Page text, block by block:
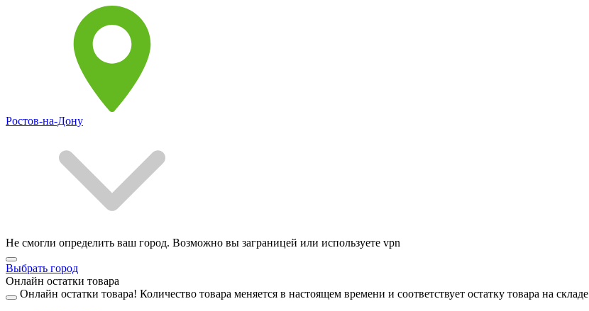
Ростов-на-Дону
Не смогли определить ваш город. Возможно вы заграницей или используете vpn
Выбрать город
Онлайн остатки товара
Онлайн остатки товара! Количество товара меняется в настоящем времени и соответствует остатку товара на складе